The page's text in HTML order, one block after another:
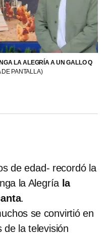
LA ALEGRÍA A UN GALLO Q
PANTALLA)
de edad- recordó la
la Alegría la
.
se convirtió en
de la televisión